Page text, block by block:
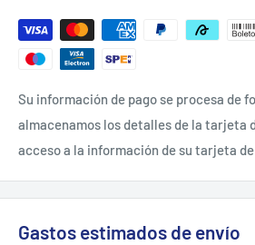
Su información de pago se procesa de
almacenamos los detalles de la tarjeta
acceso a la información de su tarjeta
Gastos estimados de envío